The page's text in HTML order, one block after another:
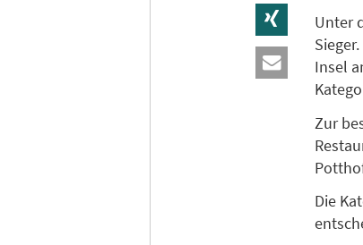
Unter
Insel
Zur
Die